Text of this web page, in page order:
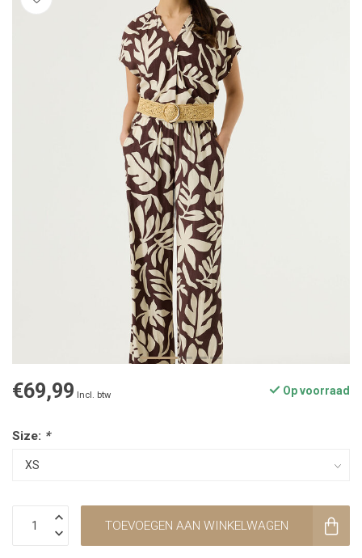
€69,99 Incl. btw Op voorraad
Size: *
TOEVOEGEN AAN WINKELWAGEN